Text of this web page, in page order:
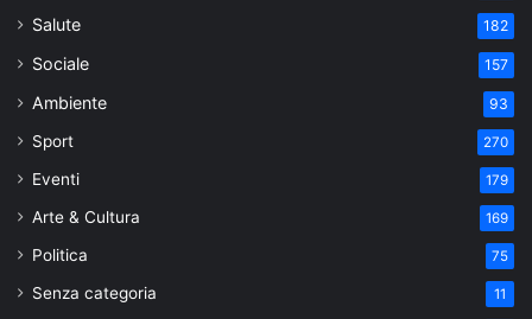
Salute 182
Sociale 157
Ambiente 93
Sport 270
Eventi 179
Arte & Cultura 169
Politica 75
Senza categoria 11